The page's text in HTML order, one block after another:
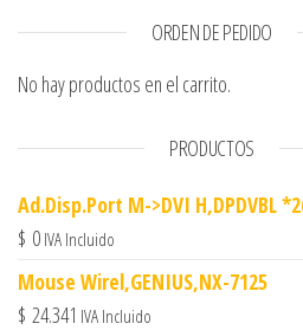
ORDEN DE PEDIDO
No hay productos en el carrito.
PRODUCTOS
Ad.Disp.Port M->DVI H,DPDVBL
$ 0 IVA Incluido
Mouse Wirel,GENIUS,NX-7125
$ 24.341 IVA Incluido